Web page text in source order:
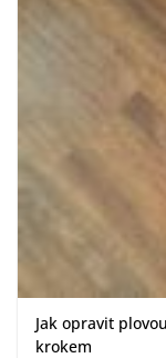
Jak opravit
krokem